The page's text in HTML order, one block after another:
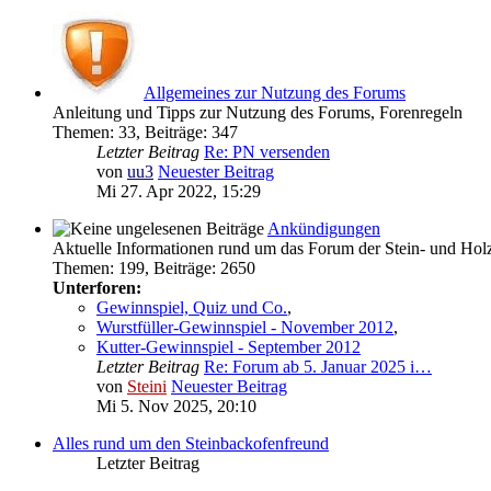
Allgemeines zur Nutzung des Forums
Anleitung und Tipps zur Nutzung des Forums, Forenregeln
Themen: 33, Beiträge: 347
Letzter Beitrag Re: PN versenden
von uu3 Neuester Beitrag
Mi 27. Apr 2022, 15:29
Ankündigungen
Aktuelle Informationen rund um das Forum der Stein- und
Themen: 199, Beiträge: 2650
Unterforen:
Gewinnspiel, Quiz und Co.,
Wurstfüller-Gewinnspiel - November 2012,
Kutter-Gewinnspiel - September 2012
Letzter Beitrag Re: Forum ab 5. Januar 2025 i…
von Steini Neuester Beitrag
Mi 5. Nov 2025, 20:10
Alles rund um den Steinbackofenfreund
Letzter Beitrag